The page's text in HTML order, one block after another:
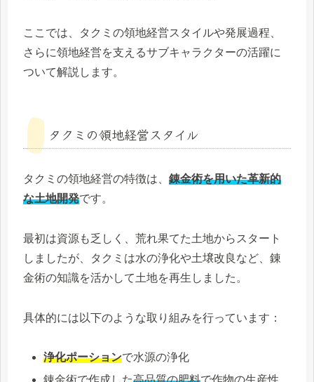
ここでは、タクミの領地経営スタイルや発展過程、
さらに領地経営を支えるサブキャラクターの活躍に
ついて解説します。
タクミの領地経営スタイル
タクミの領地経営の特徴は、 錬金術を用いた革新的
な土地開発です。
最初は資源も乏しく、荒れ果てた土地からスタート
しましたが、タクミは水の浄化や土壌改良など、錬
金術の知識を活かして土地を再生しました。
具体的には以下のような取り組みを行っています：
浄化ポーションで水源の浄化
錬金術で作成した高品質の肥料で作物の生産性